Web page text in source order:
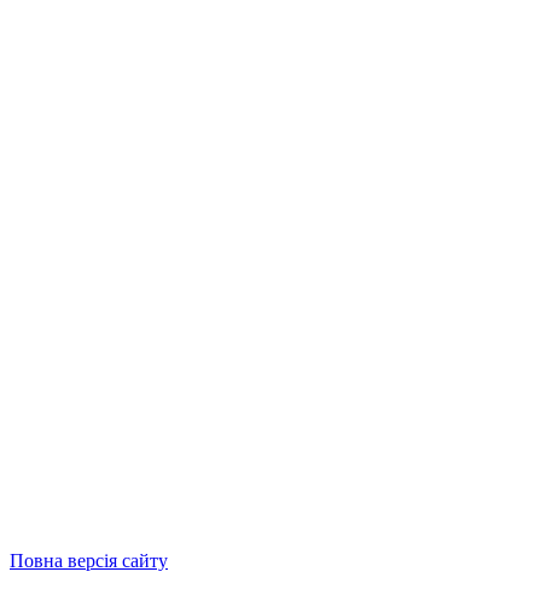
Повна версія сайту